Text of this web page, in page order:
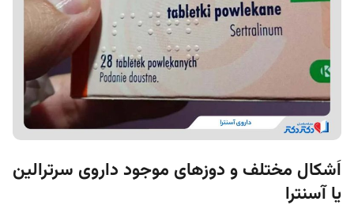
اَشکال مختلف و دوزهای موجود داروی سرترالین
یا آسنترا